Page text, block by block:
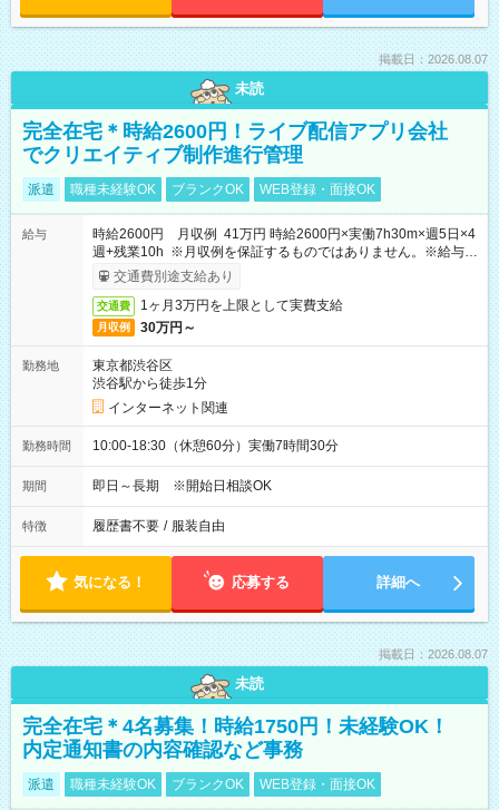
掲載日：2026.08.07
未読
完全在宅＊時給2600円！ライブ配信アプリ会社
でクリエイティブ制作進行管理
派遣 職種未経験OK ブランクOK WEB登録・面接OK
給与
時給2600円 月収例 41万円 時給2600円×実働7h30m×週5日×4
週+残業10h ※月収例を保証するものではありません。※給与即
受取りサービス利用可（利用条件有）
交通費別途支給あり
交通費 1ヶ月3万円を上限として実費支給
月収例 30万円～
勤務地
東京都渋谷区
渋谷駅から徒歩1分
インターネット関連
勤務時間 10:00-18:30（休憩60分）実働7時間30分
期間 即日～長期 ※開始日相談OK
特徴 履歴書不要 / 服装自由
気になる！ 応募する 詳細へ
掲載日：2026.08.07
未読
完全在宅＊4名募集！時給1750円！未経験OK！
内定通知書の内容確認など事務
派遣 職種未経験OK ブランクOK WEB登録・面接OK